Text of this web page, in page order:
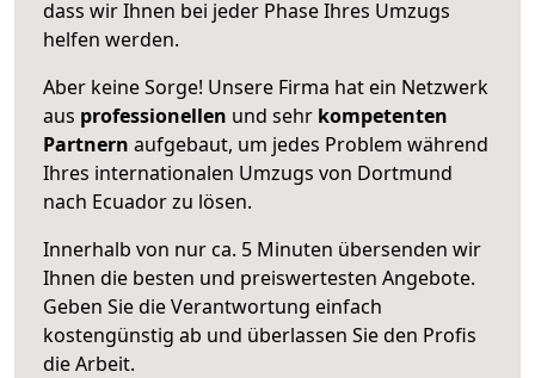
dass wir Ihnen bei jeder Phase Ihres Umzugs
helfen werden.
Aber keine Sorge! Unsere Firma hat ein Netzwerk
aus professionellen und sehr kompetenten
Partnern aufgebaut, um jedes Problem während
Ihres internationalen Umzugs von Dortmund
nach Ecuador zu lösen.
Innerhalb von nur ca. 5 Minuten übersenden wir
Ihnen die besten und preiswertesten Angebote.
Geben Sie die Verantwortung einfach
kostengünstig ab und überlassen Sie den Profis
die Arbeit.